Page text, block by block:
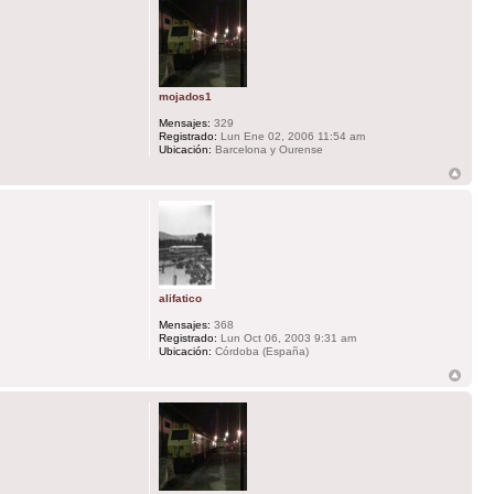
mojados1
Mensajes: 329
Registrado: Lun Ene 02, 2006 11:54 am
Ubicación: Barcelona y Ourense
alifatico
Mensajes: 368
Registrado: Lun Oct 06, 2003 9:31 am
Ubicación: Córdoba (España)